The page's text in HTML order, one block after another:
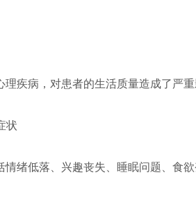
理疾病，对患者的生活质量造成了严
状
情绪低落、兴趣丧失、睡眠问题、食